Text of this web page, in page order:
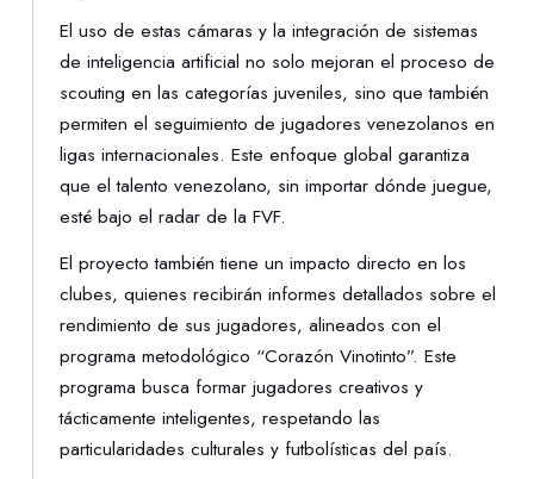
El uso de estas cámaras y la integración de sistemas
de inteligencia artificial no solo mejoran el proceso de
scouting en las categorías juveniles, sino que también
permiten el seguimiento de jugadores venezolanos en
ligas internacionales. Este enfoque global garantiza
que el talento venezolano, sin importar dónde juegue,
esté bajo el radar de la FVF.
El proyecto también tiene un impacto directo en los
clubes, quienes recibirán informes detallados sobre el
rendimiento de sus jugadores, alineados con el
programa metodológico “Corazón Vinotinto”. Este
programa busca formar jugadores creativos y
tácticamente inteligentes, respetando las
particularidades culturales y futbolísticas del país.